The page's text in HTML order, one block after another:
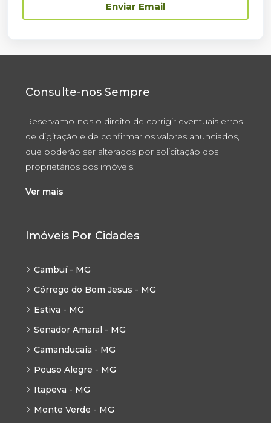
Enviar Email
Consulte-nos Sempre
Reservamo-nos o direito de corrigir eventuais erros
de digitação e de confirmar os valores anunciados,
que poderão ser alterados por solicitação dos
proprietários dos imóveis.
Ver mais
Imóveis Por Cidades
Cambuí - MG
Córrego do Bom Jesus - MG
Estiva - MG
Senador Amaral - MG
Camanducaia - MG
Pouso Alegre - MG
Itapeva - MG
Monte Verde - MG